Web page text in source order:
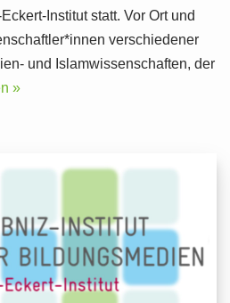
Institut statt. Vor Ort und
verschiedener
und Islamwissenschaften, der
»